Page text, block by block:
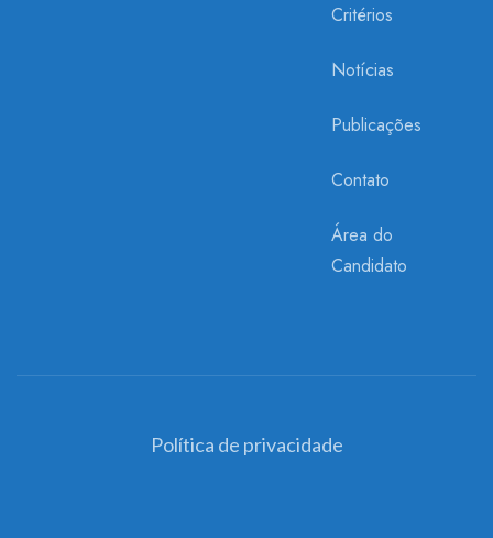
Critérios
Notícias
Publicações
Contato
Área do
Candidato
Política de privacidade